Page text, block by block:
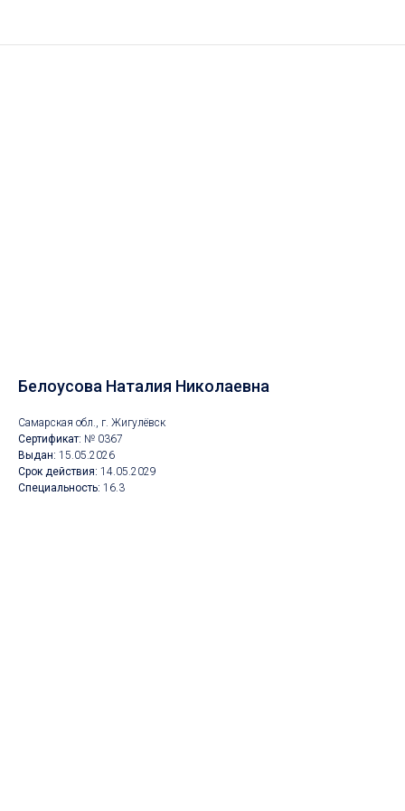
Белоусова Наталия Николаевна
Самарская обл., г. Жигулёвск
Сертификат: № 0367
Выдан: 15.05.2026
Срок действия: 14.05.2029
Специальность: 16.3